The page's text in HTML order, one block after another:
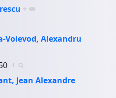
+
Voievod, Alexandru
+
Jean Alexandre